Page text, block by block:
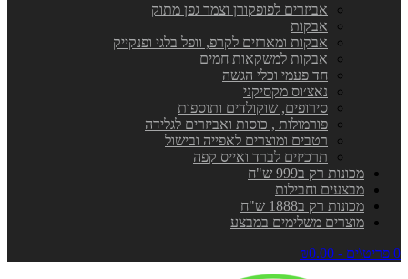
אביזרים לפופקורן וצמר גפן מתוק
אבקות
אבקות ומארזים לקרפ, וופל בלגי ופנקייק
אבקות למשקאות חמים
חד פעמי וכלי הגשה
נאצ׳וס מקסיקני
סירופים, שוקולדים ותוספות
פורמולות , כוסות ואביזרים לגלידה
רטבים ומוצרים לאפייה ובישול
תרכיזים לברד ואייס קפה
מכונות רק ב999 ש"ח
מבצעים וחבילות
מכונות רק ב1888 ש"ח
מוצרים משלימים במבצע
0 פריט\ים - ₪0.00